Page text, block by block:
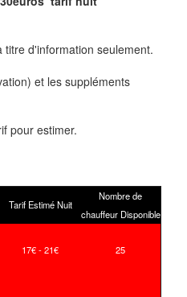
d'information seulement.
et les suppléments
pour estimer.
Tarif Estimé Nuit
Nombre de
chauffeur Disponible
17€ - 21€ 25